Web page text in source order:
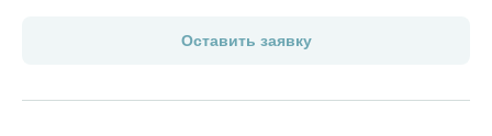
Оставить заявку